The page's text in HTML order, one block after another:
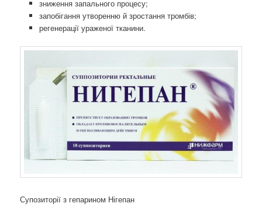
зниження запального процесу;
запобігання утворенню й зростання тромбів;
регенерації ураженої тканини.
Супозиторії з гепарином Нігепан